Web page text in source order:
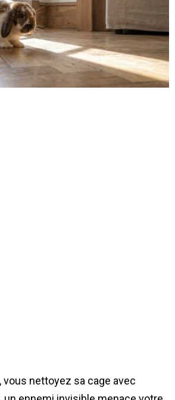
nettoyez sa cage avec